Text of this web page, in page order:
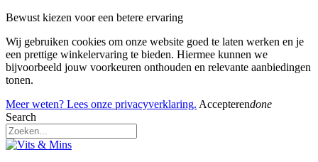
Bewust kiezen voor een betere ervaring
Wij gebruiken cookies om onze website goed te laten werken en je
een prettige winkelervaring te bieden. Hiermee kunnen we
bijvoorbeeld jouw voorkeuren onthouden en relevante aanbiedingen
tonen.
Meer weten? Lees onze privacyverklaring. Accepterendone
Search